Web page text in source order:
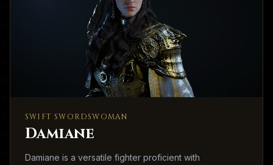
SWIFT SWORDSWOMAN
Damiane
Damiane is a versatile fighter proficient with